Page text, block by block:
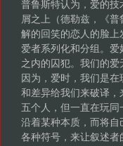
普鲁斯特认为，爱的
屑之上（德勒兹，《
解的回笑的恋人的脸
爱者系列化和分组。
之内的囚犯。我们的
因为，爱时，我们是
和差异给我们来破译
五个人，但一直在玩
沿着某种本质，而将
各种符号，来让叙述者